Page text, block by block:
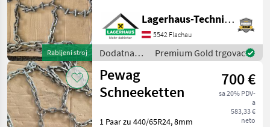
Rabljeni stroj
Zusatzverschleißgliedern,
guter Zustand. Wir bitten
telefonisch oder per Mail
Ihren Besuch bekanntz
Lagerhaus-Technik Flachau
5542 Flachau
Dodatna
oprema za
traktore /
Pewag
Premium Gold trgovac
Pewag
Schneeketten
700 €
sa 20% PDV-
a
583,33 €
neto
1 Paar zu 440/65R24, 8mm